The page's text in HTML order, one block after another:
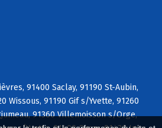
91400 Saclay, 91190 St-Aubin,
Wissous, 91190 Gif s/Yvette, 91260
91360 Villemoisson s/Orge,